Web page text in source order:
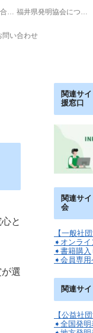
問い合わせ
と
選
関連サ
援窓口
関連サ
会
【一般社
➧オンライ
➧書籍購入
➧会員専用
関連サ
【公益社
➧全国発明